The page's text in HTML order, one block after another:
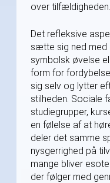
over tilfældigheden.
Det refleksive
sætte sig ned med
symbolsk øvelse
form for
sig selv og lytter
stilheden. Sociale
studiegrupper,
en følelse af at
deler det samme
nysgerrighed på
mange bliver
der følger med